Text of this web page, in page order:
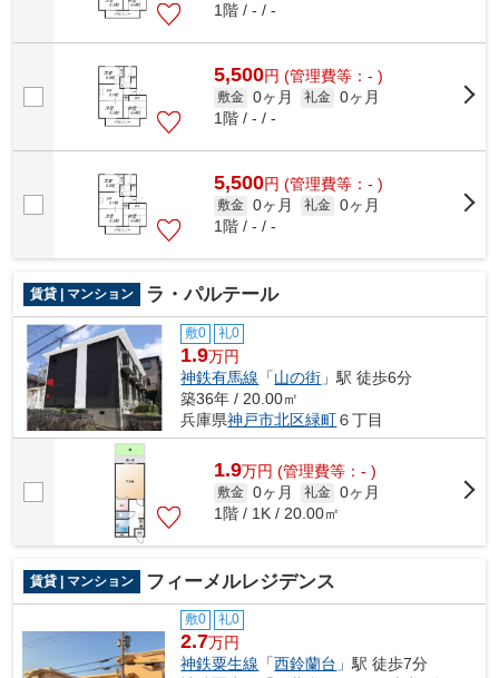
1階 / - / -
5,500円 (管理費等：- )
敷金 0ヶ月 礼金 0ヶ月
1階 / - / -
5,500円 (管理費等：- )
敷金 0ヶ月 礼金 0ヶ月
1階 / - / -
賃貸 | マンション ラ・パルテール
敷0 礼0
1.9万円
神鉄有馬線 「山の街 」駅 徒歩6分
築36年 / 20.00㎡
兵庫県神戸市北区緑町６丁目
1.9万円 (管理費等：- )
敷金 0ヶ月 礼金 0ヶ月
1階 / 1K / 20.00㎡
賃貸 | マンション フィーメルレジデンス
敷0 礼0
2.7万円
神鉄粟生線 「西鈴蘭台 」駅 徒歩7分